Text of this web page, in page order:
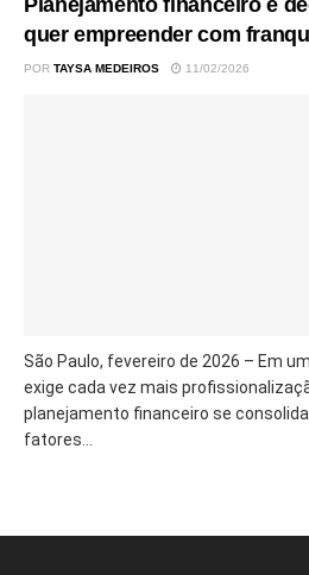
Planejamento financeiro é
quer empreender com
POR TAYSA MEDEIROS 11/02/2026
São Paulo, fevereiro de 2026 – Em
exige cada vez mais
planejamento financeiro se
fatores...